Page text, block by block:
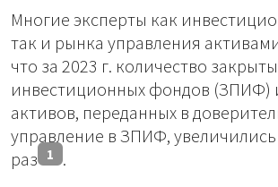
Подписка
Многие эксперты как
так и рынка управления
что за 2023 г. количество
инвестиционных фондов (ЗПИФ)
активов, переданных в
управление в ЗПИФ, увеличились
раз
1 .